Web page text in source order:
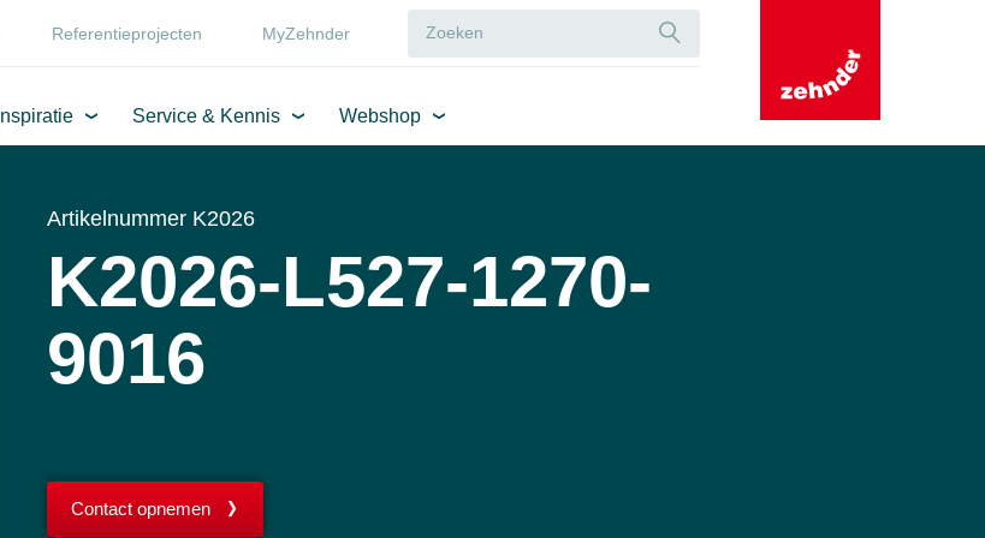
Referentieprojecten MyZehnder
Inspiratie Service & Kennis Webshop
Artikelnummer K2026
K2026-L527-1270-
9016
Contact opnemen